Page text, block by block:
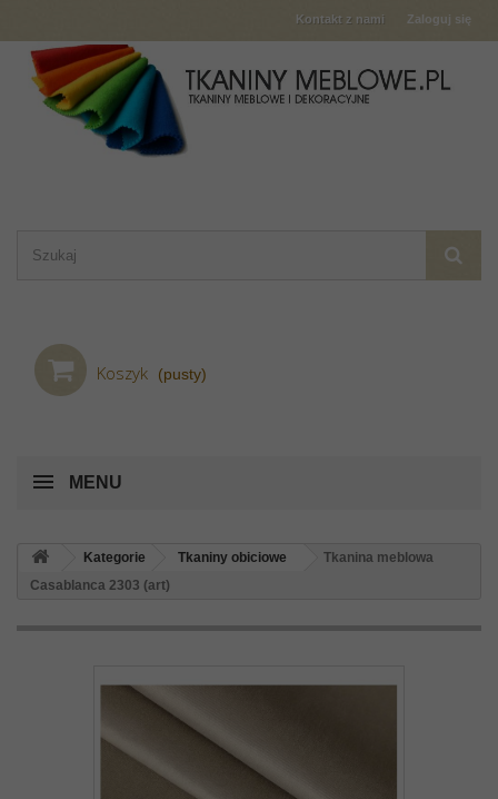
Zaloguj się
Kontakt z nami
Koszyk (pusty)
MENU
Kategorie Tkaniny obiciowe
Tkanina meblowa
Casablanca 2303 (art)